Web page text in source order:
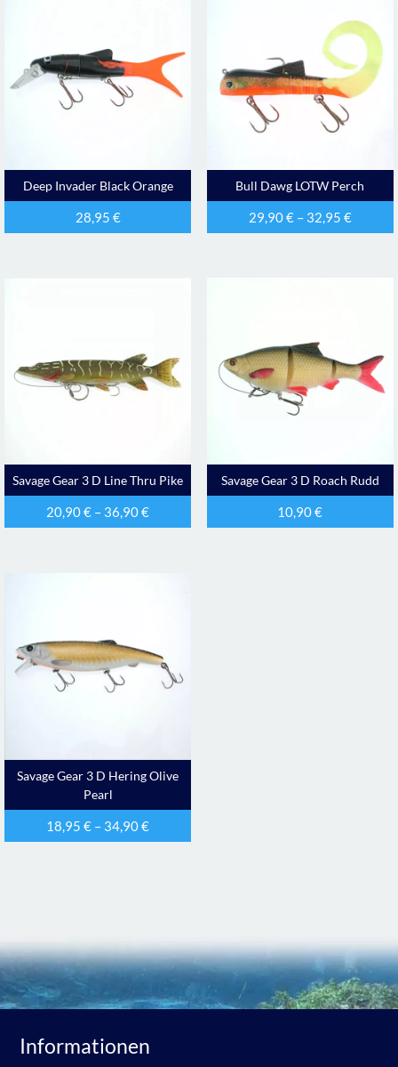
Deep Invader Black Orange
28,95 €
Bull Dawg LOTW Perch
29,90€– 32,95 €
Savage Gear 3 D Line Thru Pike
20,90€ – 36,90€
Savage Gear 3 D Roach Rudd
10,90€
Savage Gear 3 D Hering Olive
Pearl
18,95€ – 34,90€
Informationen